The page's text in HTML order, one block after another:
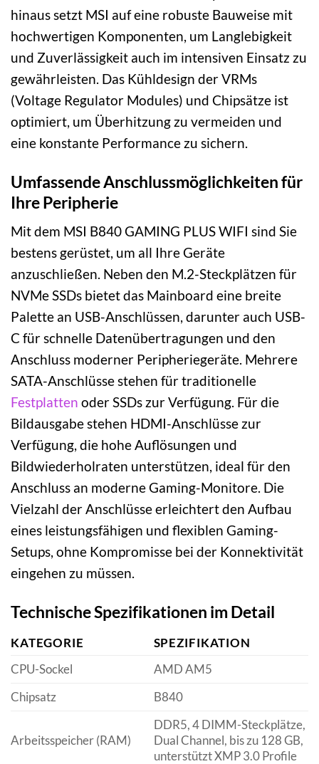
hinaus setzt MSI auf eine robuste Bauweise mit
hochwertigen Komponenten, um Langlebigkeit
und Zuverlässigkeit auch im intensiven Einsatz zu
gewährleisten. Das Kühldesign der VRMs
(Voltage Regulator Modules) und Chipsätze ist
optimiert, um Überhitzung zu vermeiden und
eine konstante Performance zu sichern.
Umfassende Anschlussmöglichkeiten für
Ihre Peripherie
Mit dem MSI B840 GAMING PLUS WIFI sind Sie
bestens gerüstet, um all Ihre Geräte
anzuschließen. Neben den M.2-Steckplätzen für
NVMe SSDs bietet das Mainboard eine breite
Palette an USB-Anschlüssen, darunter auch USB-
C für schnelle Datenübertragungen und den
Anschluss moderner Peripheriegeräte. Mehrere
SATA-Anschlüsse stehen für traditionelle
Festplatten oder SSDs zur Verfügung. Für die
Bildausgabe stehen HDMI-Anschlüsse zur
Verfügung, die hohe Auflösungen und
Bildwiederholraten unterstützen, ideal für den
Anschluss an moderne Gaming-Monitore. Die
Vielzahl der Anschlüsse erleichtert den Aufbau
eines leistungsfähigen und flexiblen Gaming-
Setups, ohne Kompromisse bei der Konnektivität
eingehen zu müssen.
Technische Spezifikationen im Detail
KATEGORIE
SPEZIFIKATION
CPU-Sockel
AMD AM5
Chipsatz
B840
Arbeitsspeicher (RAM)
DDR5, 4 DIMM-Steckplätze,
Dual Channel, bis zu 128 GB,
unterstützt XMP 3.0 Profile